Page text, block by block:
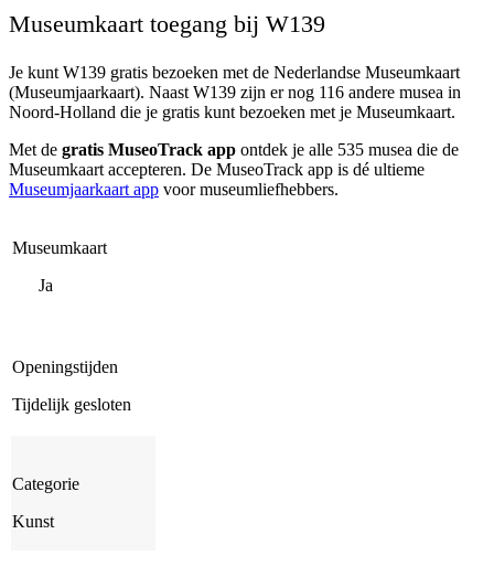
Museumkaart toegang bij W139
Je kunt W139 gratis bezoeken met de Nederlandse Museumkaart
(Museumjaarkaart). Naast W139 zijn er nog 116 andere musea in
Noord-Holland die je gratis kunt bezoeken met je Museumkaart.
Met de gratis MuseoTrack app ontdek je alle 535 musea die de
Museumkaart accepteren. De MuseoTrack app is dé ultieme
Museumjaarkaart app voor museumliefhebbers.
Museumkaart
Ja
Openingstijden
Tijdelijk gesloten
Categorie
Kunst